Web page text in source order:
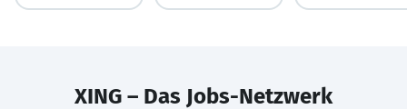
XING – Das Jobs-Netzwerk